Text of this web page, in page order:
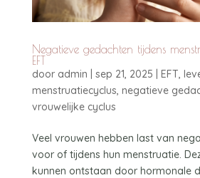
Negatieve gedachten tijdens
EFT
door admin sep 21, 2025 EFT,
menstruatiecyclus, negatieve
vrouwelijke cyclus
Veel vrouwen hebben last van
voor of tijdens hun menstruatie.
kunnen ontstaan door hormonale